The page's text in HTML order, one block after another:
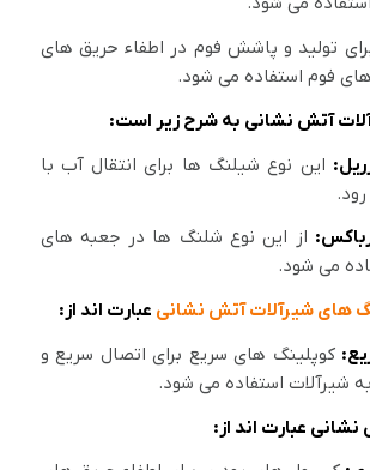
تولید و پاشش فوم در اطفاء حریق های
فوم استفاده می شود.
آتش نشانی به شرح زیر است:
این نوع شیلنگ ها برای انتقال آب با
از این نوع شلنگ ها در جعبه های
می شود.
های شیرآلات آتش نشانی عبارت اند از:
کوپلینگ های سریع برای اتصال سریع و
شیرآلات استفاده می شود.
عبارت اند از: